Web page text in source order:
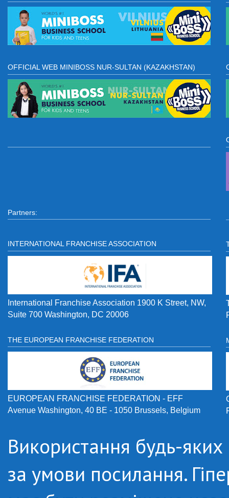
OFFICIAL WEB MINIBOSS NUR-SULTAN (KAZAKHSTAN)
Partners:
INTERNATIONAL FRANCHISE ASSOCIATION
International Franchise Association 1900 K Street, NW,
Suite 700 Washington, DC 20006
THE EUROPEAN FRANCHISE FEDERATION
EUROPEAN FRANCHISE FEDERATION - EFF
Avenue Washington, 40 BE - 1050 Brussels, Belgium
Використання будь-яких
за умови посилання.